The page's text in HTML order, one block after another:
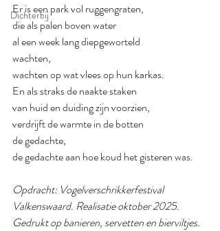
Dichterbij
Er is een park vol ruggengraten,
die als palen boven water
al een week lang diepgeworteld
wachten,
wachten op wat vlees op hun karkas.
En als straks de naakte staken
van huid en duiding zijn voorzien,
verdrijft de warmte in de botten
de gedachte,
de gedachte aan hoe koud het gisteren was.
Opdracht: Vogelverschrikkerfestival
Valkenswaard. Realisatie oktober 2025.
Gedrukt op banieren, servetten en bierviltjes.